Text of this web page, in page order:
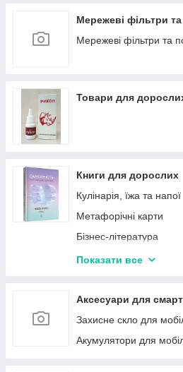
Мережеві фільтри
Мережеві фільтри та
Товари для
Книги для дорослих
Кулінарія, їжа та напої
Метафорічні карти
Бізнес-література
Нон-фікс
Саморозвитки,
Показати все
Аксесуари для
Захисне скло для
Акумулятори для